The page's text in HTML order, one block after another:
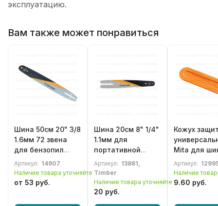
эксплуатацию.
Вам также может понравиться
Шина 50см 20" 3/8
1.6мм 72 звена
для бензопил
STIHL MS361,
MS362, MS462,
MS661
Артикул: 14907
Наличие товара уточняйте
от 53 руб.
Шина 20см 8" 1/4"
1.1мм для
портативной
электрической
пилы
Артикул: 13861,
Timber
Наличие товара уточняйте
20 руб.
Кожух
Mita для
45см (12"-
бензопилы
Артикул:
Наличие
9.60 руб.